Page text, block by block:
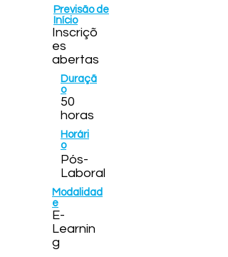
Previsão de
Início
Inscriçõ
es
abertas
Duraçã
o
50
horas
Horári
o
Pós-
Laboral
Modalidad
e
E-
Learnin
g